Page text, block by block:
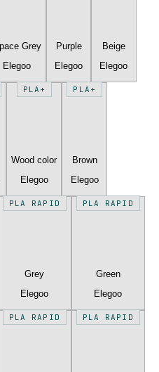
Grey
Elegoo
Purple
Elegoo
Beige
Elegoo
PLA+
Wood color
Elegoo
PLA+
Brown
Elegoo
PLA RAPID
Grey
Elegoo
PLA RAPID
Green
Elegoo
PLA RAPID PLA RAPID